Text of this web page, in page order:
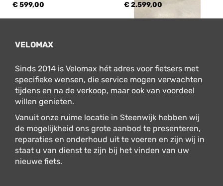
€ 599,00 € 2.599,00
VELOMAX
Sinds 2014 is Velomax hét adres voor fietsers met
specifieke wensen, die service mogen verwachten
tijdens en na de verkoop, maar ook van voordeel
willen genieten.
Vanuit onze ruime locatie in Steenwijk hebben wij
de mogelijkheid ons grote aanbod te presenteren,
reparaties en onderhoud uit te voeren en zijn wij in
staat u van dienst te zijn bij het vinden van uw
nieuwe fiets.